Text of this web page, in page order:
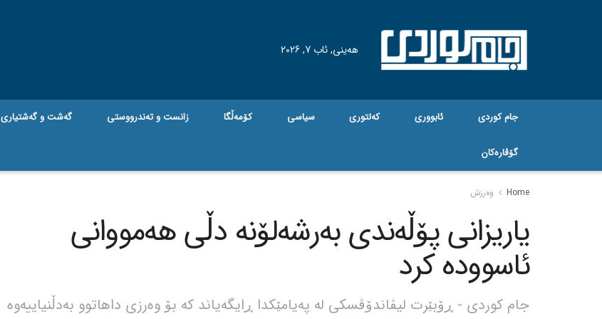
هه‌ینی, ئاب 7, 2026
جام کوردی ئابووری کەلتوری سیاسی کۆمەڵگا زانست و تەندرووستی گه‌شت و گه‌شتیاری
گۆڤاره‌کان
Home وەرزش
یاریزانی پۆڵەندی بەرشەلۆنە دڵی هەمووانی
ئاسوودە کرد
جام کوردی - ڕۆبێرت لیڤاندۆڤسکی له پەیامێکدا ڕایگەیاند که بۆ وەرزی داهاتوو بەدڵنیاییەوە